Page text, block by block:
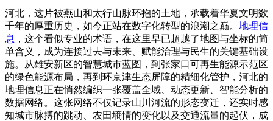
河北，这片被燕山和太行山脉环抱的土地，承载着华夏文明数
千年的厚重历史，如今正站在数字化转型的浪潮之巅。 地理信
息 ，这个看似专业的术语，在这里早已超越了地图与坐标的简
单含义，成为连接过去与未来、赋能治理与民生的关键基础设
施。从雄安新区的智慧城市蓝图，到张家口可再生能源示范区
的绿色能源布局，再到环京津生态屏障的精细化管护，河北的
地理信息正在悄然编织一张覆盖全域、动态更新、智能分析的
数据网络。这张网络不仅记录山川河流的形态变迁，还实时感
知城市脉搏的跳动、农田墒情的变化以及交通流量的起伏，成